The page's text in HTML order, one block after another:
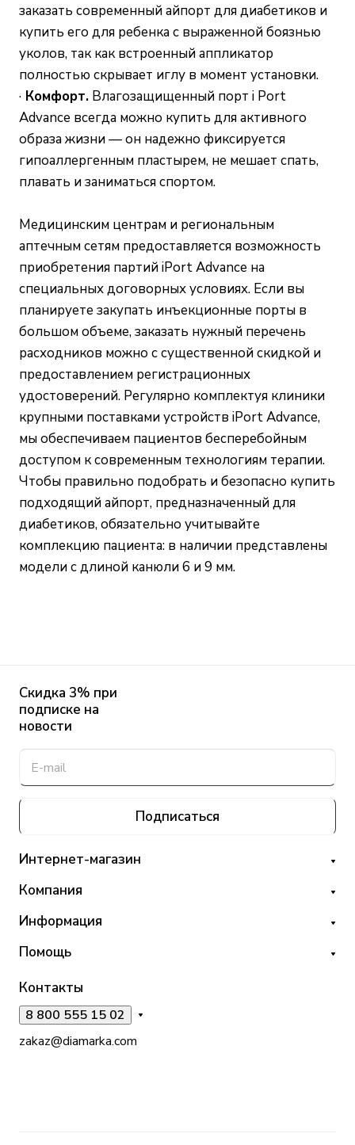
заказать современный айпорт для диабетиков и
купить его для ребенка с выраженной боязнью
уколов, так как встроенный аппликатор
полностью скрывает иглу в момент установки.
· Комфорт. Влагозащищенный порт i Port
Advance всегда можно купить для активного
образа жизни — он надежно фиксируется
гипоаллергенным пластырем, не мешает спать,
плавать и заниматься спортом.
Медицинским центрам и региональным
аптечным сетям предоставляется возможность
приобретения партий iPort Advance на
специальных договорных условиях. Если вы
планируете закупать инъекционные порты в
большом объеме, заказать нужный перечень
расходников можно с существенной скидкой и
предоставлением регистрационных
удостоверений. Регулярно комплектуя клиники
крупными поставками устройств iPort Advance,
мы обеспечиваем пациентов бесперебойным
доступом к современным технологиям терапии.
Чтобы правильно подобрать и безопасно купить
подходящий айпорт, предназначенный для
диабетиков, обязательно учитывайте
комплекцию пациента: в наличии представлены
модели с длиной канюли 6 и 9 мм.
Скидка 3% при
подписке на
новости
Подписаться
Интернет-магазин
Компания
Информация
Помощь
Контакты
8 800 555 15 02
zakaz@diamarka.com